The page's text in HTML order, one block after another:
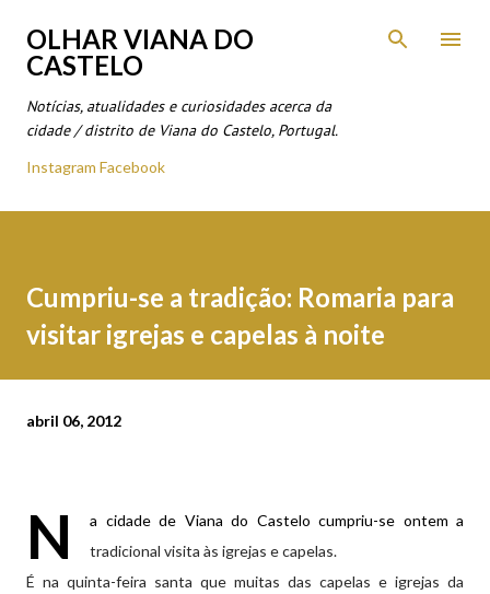
Avançar para o conteúdo principal
OLHAR VIANA DO
CASTELO
Notícias, atualidades e curiosidades acerca da
cidade / distrito de Viana do Castelo, Portugal.
Instagram Facebook
Cumpriu-se a tradição: Romaria para
visitar igrejas e capelas à noite
abril 06, 2012
N
a cidade de Viana do Castelo cumpriu-se ontem a
tradicional visita às igrejas e capelas.
É na quinta-feira santa que muitas das capelas e igrejas da